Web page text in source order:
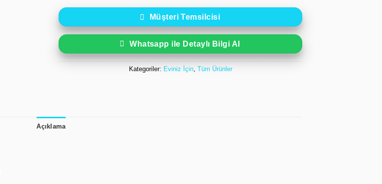
Müşteri Temsilcisi
Whatsapp ile Detaylı Bilgi Al
Kategoriler: Eviniz İçin, Tüm Ürünler
Açıklama